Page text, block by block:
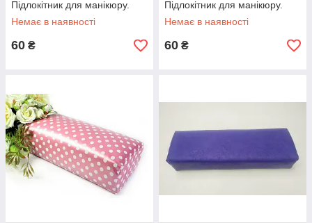
Підлокітник для манікюру.
Немає в наявності
60 ₴
Підлокітник для манікюру.
Немає в наявності
60 ₴